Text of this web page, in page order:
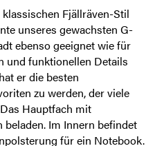
Fjällräven-Stil
unseres gewachsten G-
ebenso geeignet wie für
und funktionellen Details
er die besten
zu werden, der viele
Hauptfach mit
Im Innern befindet
für ein Notebook.